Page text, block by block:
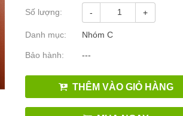
Số lượng: - +
Danh mục: Nhóm C
Bảo hành: ---
THÊM VÀO GIỎ HÀNG